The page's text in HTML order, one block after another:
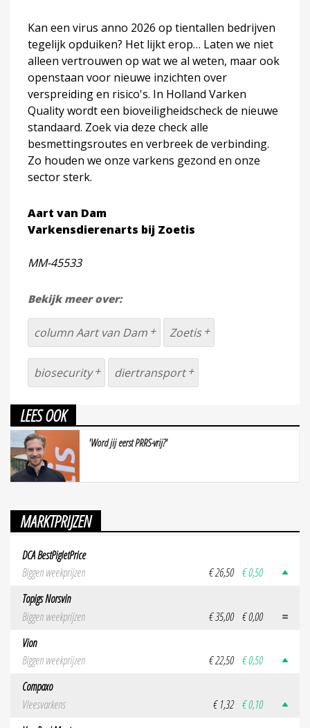
Kan een virus anno 2026 op tientallen bedrijven
tegelijk opduiken? Het lijkt erop… Laten we niet
alleen vertrouwen op wat we al weten, maar ook
openstaan voor nieuwe inzichten over
verspreiding en risico's. In Holland Varken
Quality wordt een bioveiligheidscheck de nieuwe
standaard. Zoek via deze check alle
besmettingsroutes en verbreek de verbinding.
Zo houden we onze varkens gezond en onze
sector sterk.
Aart van Dam
Varkensdierenarts bij Zoetis
MM-45533
Bekijk meer over:
column Aart van Dam Zoetis
biosecurity diertransport
LEES OOK
'Word jij eerst PRRS-vrij?'
MARKTPRIJZEN
DCA BestPigletPrice
Biggen weekprijzen
€ 26,50 € 0,50
Topigs Norsvin
Biggen weekprijzen
€ 35,00 € 0,00
Vion
Biggen weekprijzen
€ 22,50 € 0,50
Compaxo
Vleesvarkens
€ 1,32 € 0,10